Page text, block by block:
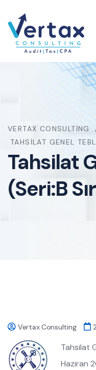
VERTAX CONSULTING
TAHSILAT GENEL
Tahsilat
(Seri:B
Vertax Consulting
Tahsilat
Haziran